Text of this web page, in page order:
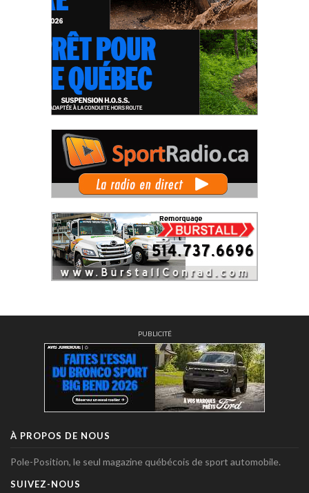
PUBLICITÉ
À PROPOS DE NOUS
Pole-Position, le seul magazine québécois de sport automobile.
SUIVEZ-NOUS